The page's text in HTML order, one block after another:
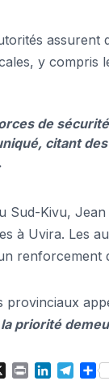
assurent
y compris
de
citant
Sud-Kivu,
à Uvira. Les
renforcement
provinciaux
la priorité
S